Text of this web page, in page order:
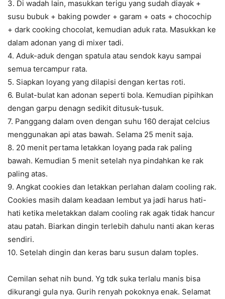
3. Di wadah lain, masukkan terigu yang sudah diayak +
susu bubuk + baking powder + garam + oats + chocochip
+ dark cooking chocolat, kemudian aduk rata. Masukkan ke
dalam adonan yang di mixer tadi.
4. Aduk-aduk dengan spatula atau sendok kayu sampai
semua tercampur rata.
5. Siapkan loyang yang dilapisi dengan kertas roti.
6. Bulat-bulat kan adonan seperti bola. Kemudian pipihkan
dengan garpu denagn sedikit ditusuk-tusuk.
7. Panggang dalam oven dengan suhu 160 derajat celcius
menggunakan api atas bawah. Selama 25 menit saja.
8. 20 menit pertama letakkan loyang pada rak paling
bawah. Kemudian 5 menit setelah nya pindahkan ke rak
paling atas.
9. Angkat cookies dan letakkan perlahan dalam cooling rak.
Cookies masih dalam keadaan lembut ya jadi harus hati-
hati ketika meletakkan dalam cooling rak agak tidak hancur
atau patah. Biarkan dingin terlebih dahulu nanti akan keras
sendiri.
10. Setelah dingin dan keras baru susun dalam toples.
Cemilan sehat nih bund. Yg tdk suka terlalu manis bisa
dikurangi gula nya. Gurih renyah pokoknya enak. Selamat